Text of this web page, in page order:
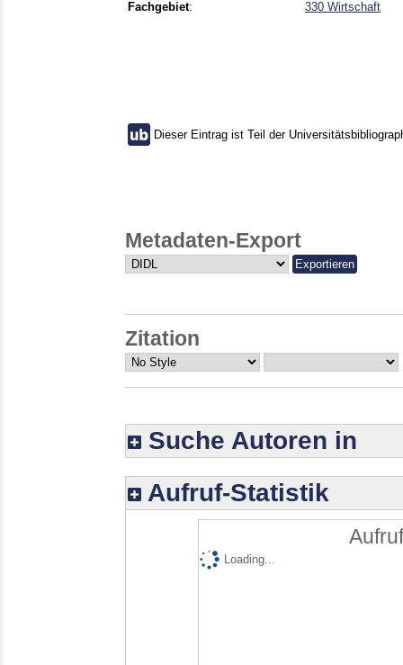
Fachgebiet: 330 Wirtschaft
Dieser Eintrag ist Teil der
Metadaten-Export
Zitation
Suche Autoren in
Aufruf-Statistik
Loading...